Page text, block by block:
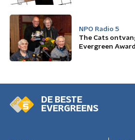
NPO Radio 5
The Cats
Evergreen Award
DE BESTE
EVERGREENS